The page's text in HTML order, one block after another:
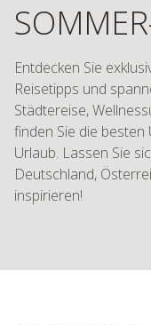
Entdecken Sie
Reisetipps und
Städtereise,
finden Sie die
Urlaub. Lassen Sie
Deutschland,
inspirieren!